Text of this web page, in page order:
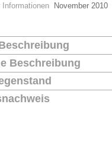
Informationen
November 2010
Beschreibung